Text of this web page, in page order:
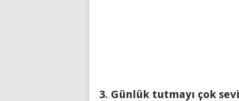
3. Günlük tutmayı çok